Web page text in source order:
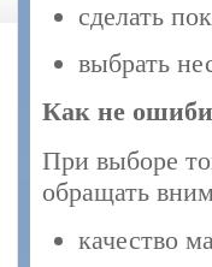
сделать
выбрать
Как не
При выборе
обращать
качество